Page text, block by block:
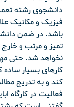
دانشجوی رشته
فیزیک و مکانیک
باشد. در ضمن
تمیز و مرتب و
نخواهد شد. حتی
کارهای بسیار
کند و به تدریج
فعالیت در کارگاه